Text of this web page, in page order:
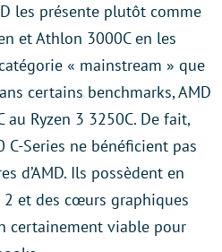
les présente plutôt comme
et Athlon 3000C en les
« mainstream » que
certains benchmarks, AMD
au Ryzen 3 3250C. De fait,
C-Series ne bénéficient pas
d’AMD. Ils possèdent en
et des cœurs graphiques
certainement viable pour